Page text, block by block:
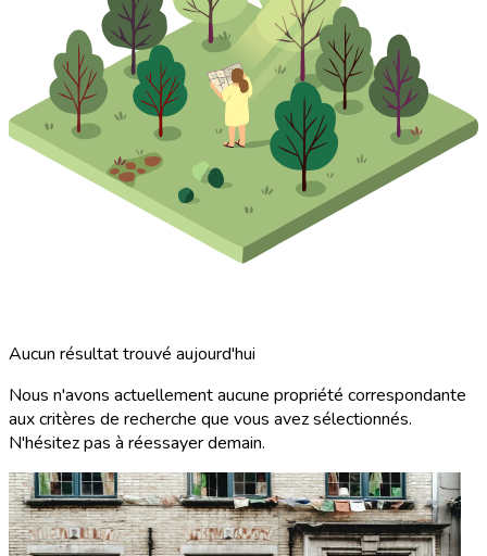
Aucun résultat trouvé aujourd'hui
Nous n'avons actuellement aucune propriété correspondante
aux critères de recherche que vous avez sélectionnés.
N'hésitez pas à réessayer demain.